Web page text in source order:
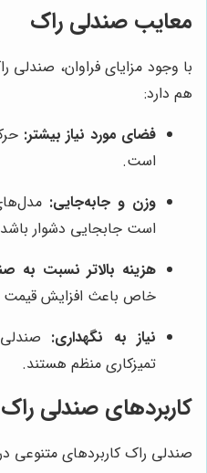
معایب صندلی راک
با وجود مزایای فراوان،
هم دارد:
فضای مورد نیاز بیشتر:
است.
وزن و جابه‌جایی:
است جابجایی دشوار
هزینه بالاتر نسبت به
خاص باعث افزایش
نیاز به نگهداری:
تمیزکاری منظم هستند.
کاربردهای صندلی راک
صندلی راک کاربردهای متنوعی